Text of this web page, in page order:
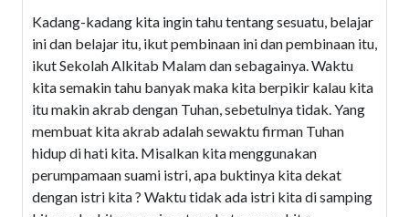
Kadang-kadang kita ingin tahu tentang sesuatu, belajar
ini dan belajar itu, ikut pembinaan ini dan pembinaan itu,
ikut Sekolah Alkitab Malam dan sebagainya. Waktu
kita semakin tahu banyak maka kita berpikir kalau kita
itu makin akrab dengan Tuhan, sebetulnya tidak. Yang
membuat kita akrab adalah sewaktu firman Tuhan
hidup di hati kita. Misalkan kita menggunakan
perumpamaan suami istri, apa buktinya kita dekat
dengan istri kita ? Waktu tidak ada istri kita di samping